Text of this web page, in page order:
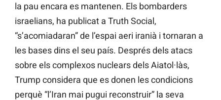
la pau encara es mantenen. Els bombarders
israelians, ha publicat a Truth Social,
“s’acomiadaran” de l’espai aeri iranià i tornaran a
les bases dins el seu país. Després dels atacs
sobre els complexos nuclears dels Aiatol·làs,
Trump considera que es donen les condicions
perquè “l’Iran mai pugui reconstruir” la seva